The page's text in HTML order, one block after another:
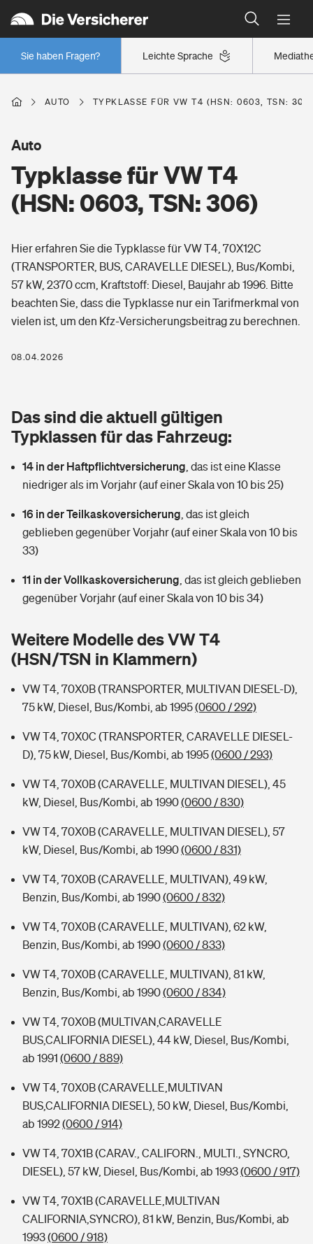
Leichte Sprache
Sie haben Fragen?
Wer versichert was: Jetzt Versicherer finden
Regionalklassen: So ist Ihre Region eingestuft
Wer versichert was: Jetzt Versicherer finden
Berufsunfähigkeitsversicherung
Erwerbsunfähigkeitsversicherung
Grundfähigkeitsversicherung
Arbeitsrechtsschutz
Berufshaftpflichtversicherung
Zur Übersicht
Tools
Wer versichert was: Jetzt Versicherer finden
Sie haben Fragen?
Wohnen
Glasversicherung
Mietkautionsversicherung
Restkreditversicherung
Hochwasser-Check: Wie gefährdet ist Ihr Haus?
Wer versichert was: Jetzt Versicherer finden
Sie haben Fragen?
Freizeit
Pri­vate Haft­pflicht­
Kinderunfall­ver­si­che­rung
Kinderinvalidität
Reiseversicherung
Hundehalter-Haftpflicht
Private Cyberversicherung
Musikinstrumentenversicherung
Zur Übersicht
Tools
Kinderunfall-Check: Mehr Sicherheit für deine Kids
Sie haben Fragen?
Gesundheit
Private Krankenversicherung
Dread-Disease-Versicherung
Tierkrankenversicherung
Tools
Wer versichert was: Jetzt Versicherer finden
Sie haben Fragen?
Rentenrechner: Wie viel Geld bekomme ich im Alter?
AUTO TYPKLASSE FÜR VW T4 (HSN: 0603, TSN: 306)
Typklasse für VW T4
(HSN: 0603, TSN: 306)
Auto
Hier erfahren Sie die Typklasse für VW T4, 70X12C
(TRANSPORTER, BUS, CARAVELLE DIESEL), Bus/Kombi,
57 kW, 2370 ccm, Kraftstoff: Diesel, Baujahr ab 1996. Bitte
beachten Sie, dass die Typklasse nur ein Tarifmerkmal von
vielen ist, um den Kfz-Versicherungsbeitrag zu berechnen.
08.04.2026
Das sind die aktuell gültigen
Typklassen für das Fahrzeug:
14 in der Haftpflichtversicherung das ist eine Klasse
niedriger als im Vorjahr (auf einer Skala von 10 bis 25)
16 in der Teilkaskoversicherung das ist gleich
geblieben gegenüber Vorjahr (auf einer Skala von 10 bis
33)
11 in der Vollkaskoversicherung das ist gleich geblieben
gegenüber Vorjahr (auf einer Skala von 10 bis 34)
Weitere Modelle des VW T4
(HSN/TSN in Klammern)
VW T4, 70X0B (TRANSPORTER, MULTIVAN DIESEL-D),
75 kW, Diesel, Bus/Kombi, ab 1995(0600 / 292)
VW T4, 70X0C (TRANSPORTER, CARAVELLE DIESEL-
D), 75 kW, Diesel, Bus/Kombi, ab 1995(0600 / 293)
VW T4, 70X0B (CARAVELLE, MULTIVAN DIESEL), 45
kW, Diesel, Bus/Kombi, ab 1990(0600 / 830)
VW T4, 70X0B (CARAVELLE, MULTIVAN DIESEL), 57
kW, Diesel, Bus/Kombi, ab 1990(0600 / 831)
VW T4, 70X0B (CARAVELLE, MULTIVAN), 49 kW,
Benzin, Bus/Kombi, ab 1990(0600 / 832)
VW T4, 70X0B (CARAVELLE, MULTIVAN), 62 kW,
Benzin, Bus/Kombi, ab 1990(0600 / 833)
VW T4, 70X0B (CARAVELLE, MULTIVAN), 81 kW,
Benzin, Bus/Kombi, ab 1990(0600 / 834)
VW T4, 70X0B (MULTIVAN,CARAVELLE
BUS,CALIFORNIA DIESEL), 44 kW, Diesel, Bus/Kombi,
ab 1991 (0600 / 889)
VW T4, 70X0B (CARAVELLE,MULTIVAN
BUS,CALIFORNIA DIESEL), 50 kW, Diesel, Bus/Kombi,
ab 1992(0600 / 914)
VW T4, 70X1B (CARAV., CALIFORN., MULTI., SYNCRO,
DIESEL), 57 kW, Diesel, Bus/Kombi, ab 1993(0600 / 917)
VW T4, 70X1B (CARAVELLE,MULTIVAN
CALIFORNIA,SYNCRO), 81 kW, Benzin, Bus/Kombi, ab
1993(0600 / 918)